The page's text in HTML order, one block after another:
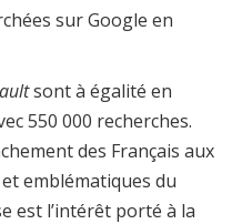
sur Google en
sont à égalité en
550 000 recherches.
des Français aux
emblématiques du
est l’intérêt porté à la